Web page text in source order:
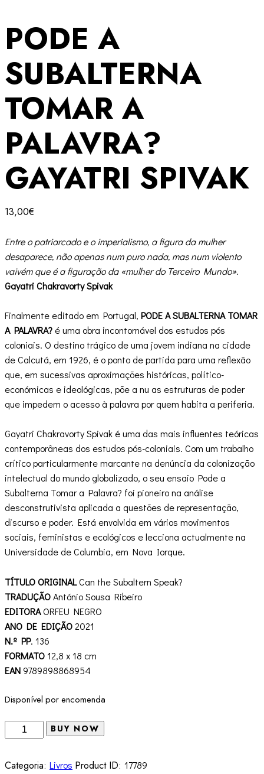
PODE A
SUBALTERNA
TOMAR A
PALAVRA?
GAYATRI SPIVAK
13,00€
Entre o patriarcado e o imperialismo, a figura da mulher
desaparece, não apenas num puro nada, mas num violento
vaivém que é a figuração da «mulher do Terceiro Mundo».
Gayatri Chakravorty Spivak
Finalmente editado em Portugal, PODE A SUBALTERNA TOMAR
A PALAVRA? é uma obra incontornável dos estudos pós
coloniais. O destino trágico de uma jovem indiana na cidade
de Calcutá, em 1926, é o ponto de partida para uma reflexão
que, em sucessivas aproximações históricas, político-
económicas e ideológicas, põe a nu as estruturas de poder
que impedem o acesso à palavra por quem habita a periferia.
Gayatri Chakravorty Spivak é uma das mais influentes teóricas
contemporâneas dos estudos pós-coloniais. Com um trabalho
crítico particularmente marcante na denúncia da colonização
intelectual do mundo globalizado, o seu ensaio Pode a
Subalterna Tomar a Palavra? foi pioneiro na análise
desconstrutivista aplicada a questões de representação,
discurso e poder. Está envolvida em vários movimentos
sociais, feministas e ecológicos e lecciona actualmente na
Universidade de Columbia, em Nova Iorque.
TÍTULO ORIGINALCan the Subaltern Speak?
TRADUÇÃOAntónio Sousa Ribeiro
EDITORAORFEU NEGRO
ANO DE EDIÇÃO2021
N.º PP. 136
FORMATO12,8 x 18 cm
EAN9789898868954
Disponível por encomenda
Quantidade
de
BUY NOW
Categoria: Livros Product ID: 17789